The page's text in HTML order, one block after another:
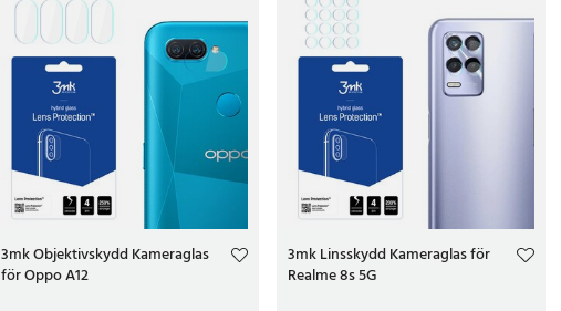
3mk Objektivskydd Kameraglas
för Oppo A12
3mk Linsskydd Kameraglas för
Realme 8s 5G